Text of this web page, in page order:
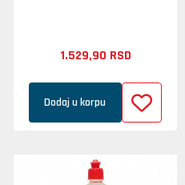
1.529,90 RSD
Dodaj u korpu